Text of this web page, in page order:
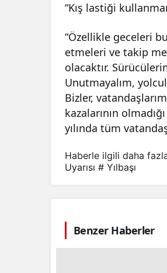
“Kış lastiği
“Özellikle geceleri
etmeleri ve takip
olacaktır.
Unutmayalım,
Bizler,
kazalarının
yılında tüm
Haberle ilgili daha
Uyarısı # Yılbaşı
Benzer Haberler